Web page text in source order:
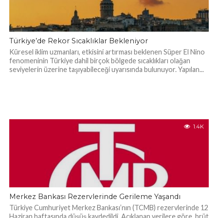
Türkiye’de Rekor Sıcaklıklar Bekleniyor
Küresel iklim uzmanları, etkisini artırması beklenen Süper El Nino
fenomeninin Türkiye dahil birçok bölgede sıcaklıkları olağan
seviyelerin üzerine taşıyabileceği uyarısında bulunuyor. Yapılan...
1.4K
Merkez Bankası Rezervlerinde Gerileme Yaşandı
Türkiye Cumhuriyet Merkez Bankası’nın (TCMB) rezervlerinde 12
Haziran haftasında düşüş kaydedildi. Açıklanan verilere göre, brüt